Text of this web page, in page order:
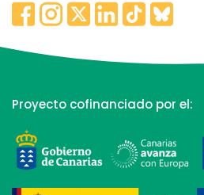
Proyecto cofinanciado por el: